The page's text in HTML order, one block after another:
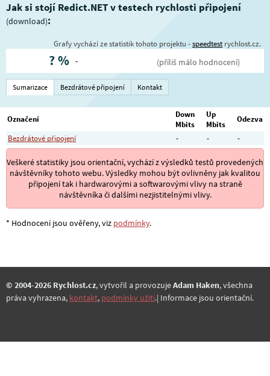
Jak si stojí Redict.NET v testech rychlosti připojení
(download):
Grafy vychází ze statistik tohoto projektu -speedtestrychlost.cz.
?% - (příliš málo hodnocení)
Sumarizace Bezdrátové připojení Kontakt
Označení
Down
Mbits
Up
Mbits
Odezva
Bezdrátové připojení
- - -
Veškeré statistiky jsou orientační, vychází z výsledků testů provedených
návštěvníky tohoto webu. Výsledky mohou být ovlivněny jak kvalitou
připojení tak i hardwarovými a softwarovými vlivy na straně
návštěvníka či dalšími nezjistitelnými vlivy.
* Hodnocení jsou ověřeny, viz podmínky.
© 2004-2026 Rychlost.cz, vytvořil a provozujeAdam Haken, všechna
práva vyhrazena, kontakt, podmínky užití.| Informace jsou orientační.